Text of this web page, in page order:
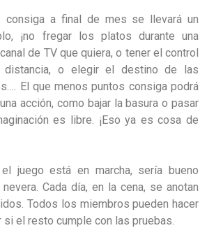
consiga a final de mes se llevará un
¡no fregar los platos durante una
de TV que quiera, o tener el control
o elegir el destino de las
El que menos puntos consiga podrá
acción, como bajar la basura o pasar
es libre. ¡Eso ya es cosa de
juego está en marcha, sería bueno
Cada día, en la cena, se anotan
Todos los miembros pueden hacer
si el resto cumple con las pruebas.